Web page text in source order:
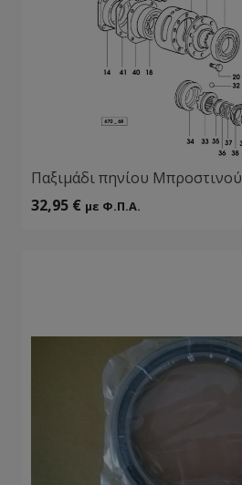
Παξιμάδι πηνίου
32,95 € με Φ.Π.Α.